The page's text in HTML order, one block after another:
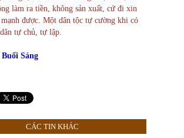
làm ra tiền, không sản xuất, cứ đi xin
được. Một dân tộc tự cường khi có
tự chủ, tự lập.
Sáng
CÁC TIN KHÁC